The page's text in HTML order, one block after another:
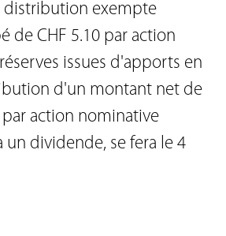
distribution exempte
de CHF 5.10 par action
issues d'apports en
d'un montant net de
par action nominative
dividende, se fera le 4